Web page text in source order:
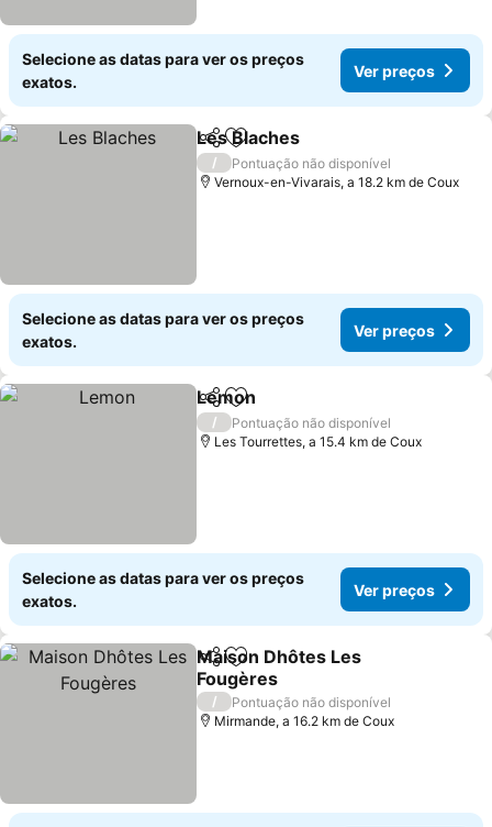
Selecione as datas para ver os preços
exatos.
Ver preços
PartilharAdicionar aos favoritos
Les Blaches
/
Pontuação não disponível
Vernoux-en-Vivarais, a 18.2 km de Coux
Selecione as datas para ver os preços
exatos.
Ver preços
PartilharAdicionar aos favoritos
Lemon
/
Pontuação não disponível
Les Tourrettes, a 15.4 km de Coux
Selecione as datas para ver os preços
exatos.
Ver preços
PartilharAdicionar aos favoritos
Maison Dhôtes Les
Fougères
Ver preços
/
Pontuação não disponível
Mirmande, a 16.2 km de Coux